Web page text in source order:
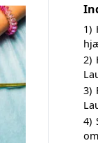
1)
2)
3)
4)